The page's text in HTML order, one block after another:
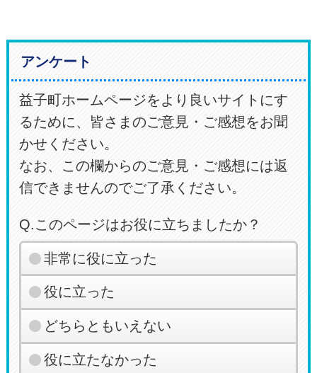
アンケート
益子町ホームページをより良いサイトにす
るために、皆さまのご意見・ご感想をお聞
かせください。
なお、この欄からのご意見・ご感想には返
信できませんのでご了承ください。
Q.このページはお役に立ちましたか？
非常に役に立った
役に立った
どちらともいえない
役に立たなかった